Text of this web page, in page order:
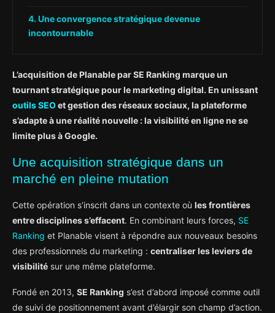
Une convergence stratégique devenue
incontournable
L’acquisition de Planable par SE Ranking marque un
tournant stratégique pour le marketing digital. En unissant
outils SEOet gestion des réseaux sociaux, la plateforme
s’adapte à une réalité nouvelle : la visibilité en ligne ne se
limite plus à Google.
Une acquisition stratégique dans un
marché en pleine mutation
Cette opération s’inscrit dans un contexte où les frontières
entre disciplines s’effacent. En combinant leurs forces, SE
Ranking et Planable visent à répondre aux nouveaux besoins
des professionnels du marketing : centraliser les leviers de
visibilité sur une même plateforme.
Fondé en 2013, SE Ranking s’est d’abord imposé comme outil
de suivi de positionnement avant d’élargir son champ d’action.